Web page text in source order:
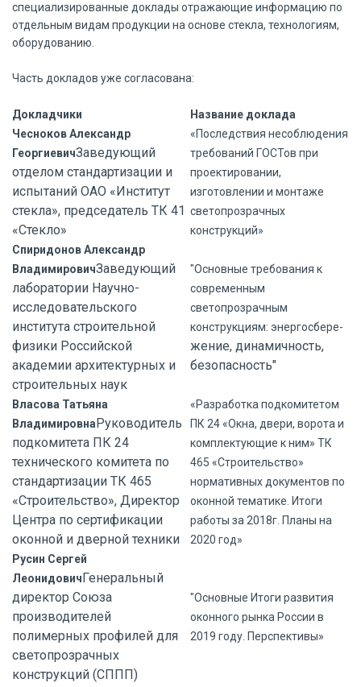
специализированные доклады отражающие информацию по
отдельным видам продукции на основе стекла, технологиям,
оборудованию.
Часть докладов уже согласована:
Докладчики
Название доклада
Чесноков Александр
ГеоргиевичЗаведующий
отделом стандартизации и
испытаний ОАО «Институт
стекла», председатель ТК 41
«Стекло»
«Последствия несоблюдения
требований ГОСТов при
проектировании,
изготовлении и монтаже
светопрозрачных
конструкций»
Спиридонов Александр
ВладимировичЗаведующий
лаборатории Научно-
исследовательского
института строительной
физики Российской
академии архитектурных и
строительных наук
"Основные требования к
современным
светопрозрачным
конструкциям: энергосбере-
жение, динамичность,
безопасность"
Власова Татьяна
ВладимировнаРуководитель
подкомитета ПК 24
технического комитета по
стандартизации ТК 465
«Строительство», Директор
Центра по сертификации
оконной и дверной техники
«Разработка подкомитетом
ПК 24 «Окна, двери, ворота и
комплектующие к ним» ТК
465 «Строительство»
нормативных документов по
оконной тематике. Итоги
работы за 2018г. Планы на
2020 год»
Русин Сергей
Леонидович Генеральный
директор Союза
производителей
полимерных профилей для
светопрозрачных
конструкций (СППП)
"Основные Итоги развития
оконного рынка России в
2019 году. Перспективы»